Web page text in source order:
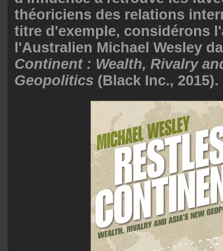
théoriciens des relations
titre d'exemple, considérons
l'Australien Michael Wesley
Continent : Wealth, Rivalry
Geopolitics (Black Inc., 2015).